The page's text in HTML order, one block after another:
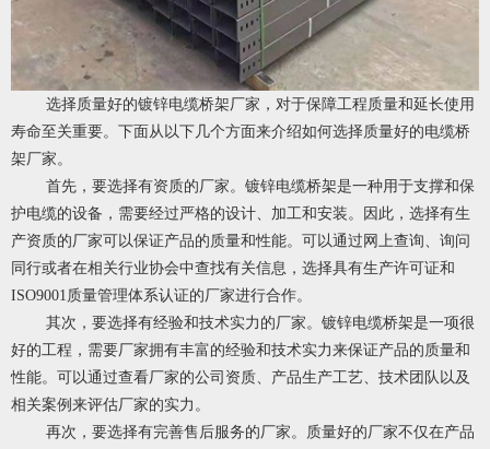
选择质量好的镀锌电缆桥架厂家，对于保障工程质量和延长使用
寿命至关重要。下面从以下几个方面来介绍如何选择质量好的电缆桥
架厂家。
首先，要选择有资质的厂家。 镀锌电缆桥架是一种用于支撑和保
护电缆的设备，需要经过严格的设计、加工和安装。因此，选择有生
产资质的厂家可以保证产品的质量和性能。可以通过网上查询、询问
同行或者在相关行业协会中查找有关信息，选择具有生产许可证和
ISO9001质量管理体系认证的厂家进行合作。
其次，要选择有经验和技术实力的厂家。 镀锌电缆桥架是一项很
好的工程，需要厂家拥有丰富的经验和技术实力来保证产品的质量和
性能。可以通过查看厂家的公司资质、产品生产工艺、技术团队以及
相关案例来评估厂家的实力。
再次，要选择有完善售后服务的厂家。质量好的厂家不仅在产品